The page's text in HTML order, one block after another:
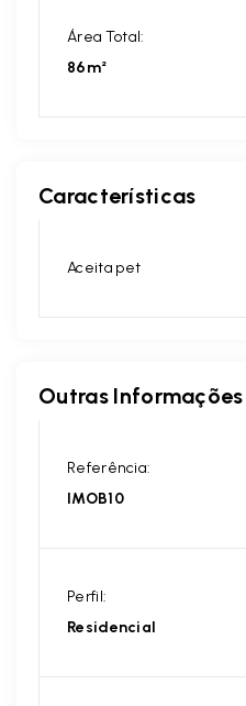
Área Total:
86m²
Características
Aceita pet
Outras Informações
Referência:
IMOB10
Perfil:
Residencial